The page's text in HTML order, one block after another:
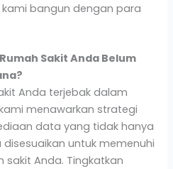
bangun dengan para
Sakit Anda Belum
Anda terjebak dalam
menawarkan strategi
data yang tidak hanya
untuk memenuhi
sakit Anda. Tingkatkan